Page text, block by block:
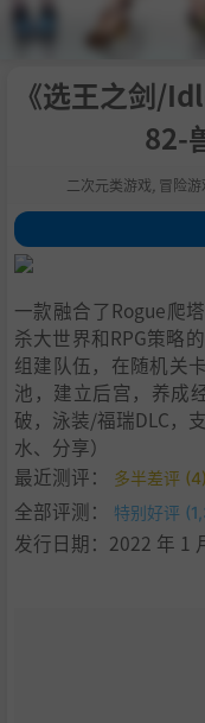
《选王之剑/
82-
二次元类游戏 冒险游
1
3.支持作者
4. 学习版下载
一款融合了Rogue爬
杀大世界和RPG策略
组建队伍，在随机关
池，建立后宫，养成
破，泳装/福瑞DLC，
水、分享）
最近测评：
多半差评 (4)
全部评测： 特别好评
发行日期：2022 年 1